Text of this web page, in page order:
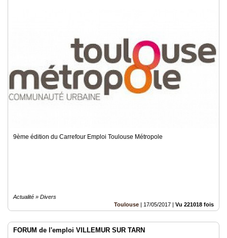
9ème édition du Carrefour Emploi Toulouse Métropole
Actualité » Divers
Toulouse | 17/05/2017 | Vu 221018 fois
FORUM de l'emploi VILLEMUR SUR TARN